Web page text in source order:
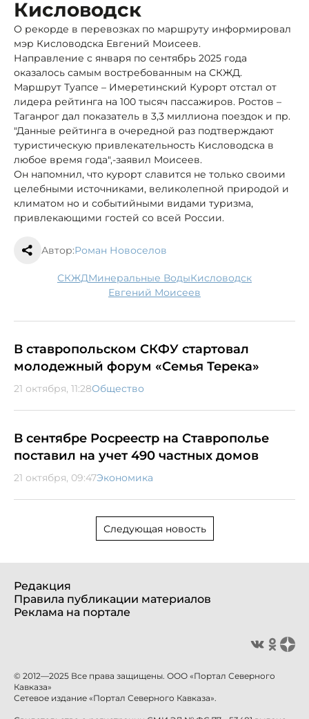
Кисловодск
О рекорде в перевозках по маршруту информировал
мэр Кисловодска Евгений Моисеев.
Направление с января по сентябрь 2025 года
оказалось самым востребованным на СКЖД.
Маршрут Туапсе – Имеретинский Курорт отстал от
лидера рейтинга на 100 тысяч пассажиров. Ростов –
Таганрог дал показатель в 3,3 миллиона поездок и пр.
"Данные рейтинга в очередной раз подтверждают
туристическую привлекательность Кисловодска в
любое время года",-заявил Моисеев.
Он напомнил, что курорт славится не только своими
целебными источниками, великолепной природой и
климатом но и событийными видами туризма,
привлекающими гостей со всей России.
Автор:Роман Новоселов
СКЖД Минеральные Воды
Кисловодск
Евгений Моисеев
В ставропольском СКФУ стартовал
молодежный форум «Семья Терека»
21 октября, 11:28Общество
В сентябре Росреестр на Ставрополье
поставил на учет 490 частных домов
21 октября, 09:47Экономика
Следующая новость
Редакция
Правила публикации материалов
Реклама на портале
© 2012—2025 Все права защищены. ООО «Портал Северного
Кавказа»
Сетевое издание «Портал Северного Кавказа».